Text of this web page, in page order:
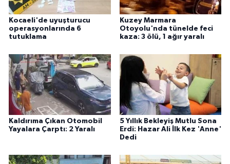
Kocaeli'de uyuşturucu
operasyonlarında 6
tutuklama
Kuzey Marmara
Otoyolu'nda tünelde feci
kaza: 3 ölü, 1 ağır yaralı
Kaldırıma Çıkan Otomobil
Yayalara Çarptı: 2 Yaralı
5 Yıllık Bekleyiş Mutlu Sona
Erdi: Hazar Ali İlk Kez 'Anne'
Dedi